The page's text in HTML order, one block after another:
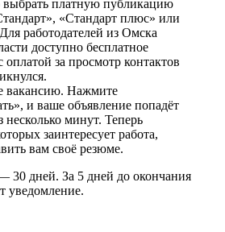
выбрать платную публикацию
«Стандарт плюс» или
работодателей из Омска
доступно бесплатное
оплатой за просмотр контактов
вакансию. Нажмите
и ваше объявление попадёт
несколько минут. Теперь
заинтересует работа,
вам своё резюме.
30 дней. За 5 дней до окончания
уведомление.